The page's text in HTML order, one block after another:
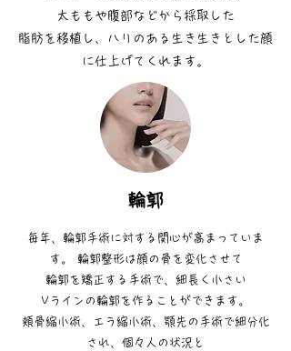
太ももや腹部などから採取した
脂肪を移植し、ハリのある生き生きとした顔
に仕上げてくれます。
輪郭
毎年、輪郭手術に対する関心が高まっていま
す。 輪郭整形は顔の骨を変化させて
輪郭を矯正する手術で、細長く小さい
Vラインの輪郭を作ることができます。
頬骨縮小術、エラ縮小術、顎先の手術で細分化
され、個々人の状況と